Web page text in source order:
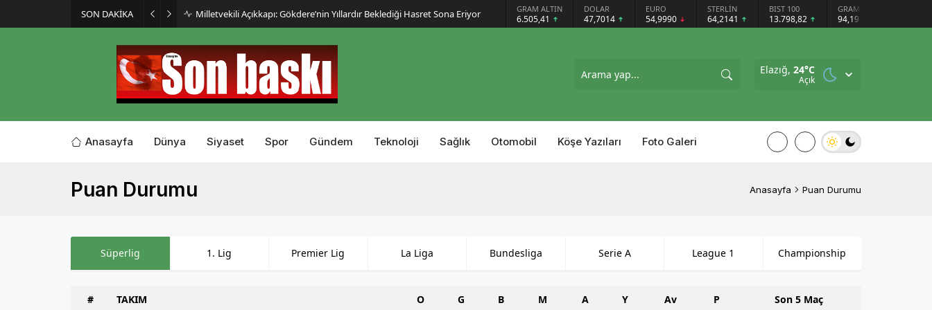
SON DAKİKA Milletvekili Açıkkapı: Gökdere’nin Yıllardır Beklediği Hasret Sona Eriyor GRAM ALTIN
6.505,41
DOLAR
47,7014
EURO
54,9990
STERLİN
64,2141
BIST 100
13.798,82
GRAM GÜMÜŞ
94,19
Elazığ, 24°C
Açık
Anasayfa Dünya Siyaset Spor Gündem Teknoloji Sağlık Otomobil Köşe Yazıları Foto Galeri
Puan Durumu Anasayfa Puan Durumu
Süperlig 1. Lig Premier Lig La Liga Bundesliga Serie A League 1 Championship
# TAKIM O G B M A Y Av P Son 5 Maç